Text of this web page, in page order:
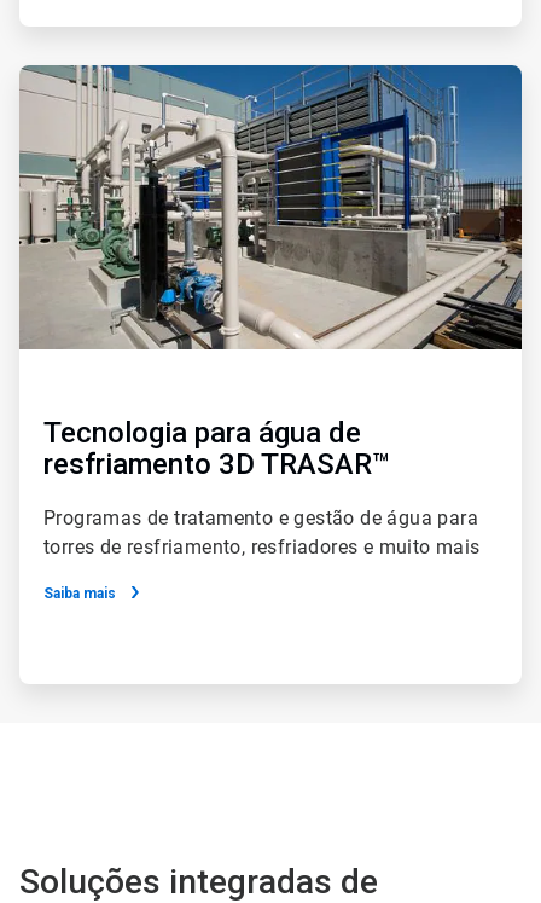
ArticleTile
4
Tecnologia para água de
resfriamento 3D TRASAR™
Programas de tratamento e gestão de água para
torres de resfriamento, resfriadores e muito mais
Saiba mais
Soluções integradas de